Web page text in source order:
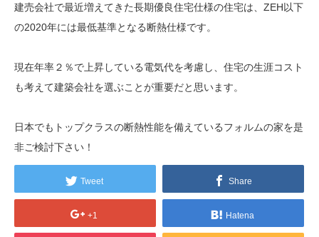
建売会社で最近増えてきた長期優良住宅仕様の住宅は、ZEH以下
の2020年には最低基準となる断熱仕様です。
現在年率２％で上昇している電気代を考慮し、住宅の生涯コスト
も考えて建築会社を選ぶことが重要だと思います。
日本でもトップクラスの断熱性能を備えているフォルムの家を是
非ご検討下さい！
Tweet Share
+1 Hatena